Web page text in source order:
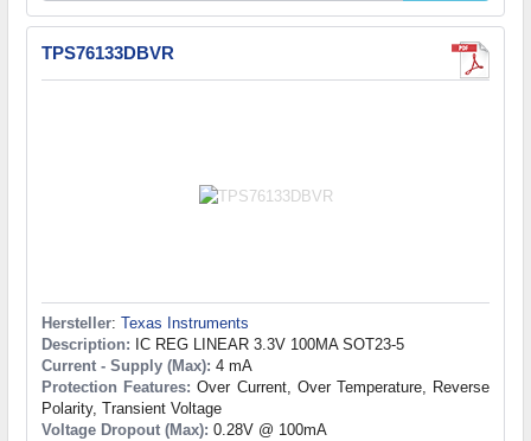
TPS76133DBVR
Hersteller: Texas Instruments
Description: IC REG LINEAR 3.3V 100MA SOT23-5
Current - Supply (Max): 4 mA
Protection Features: Over Current, Over Temperature, Reverse
Polarity, Transient Voltage
Voltage Dropout (Max): 0.28V @ 100mA